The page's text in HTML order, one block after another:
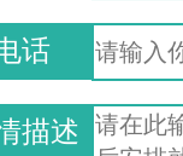
话
描述